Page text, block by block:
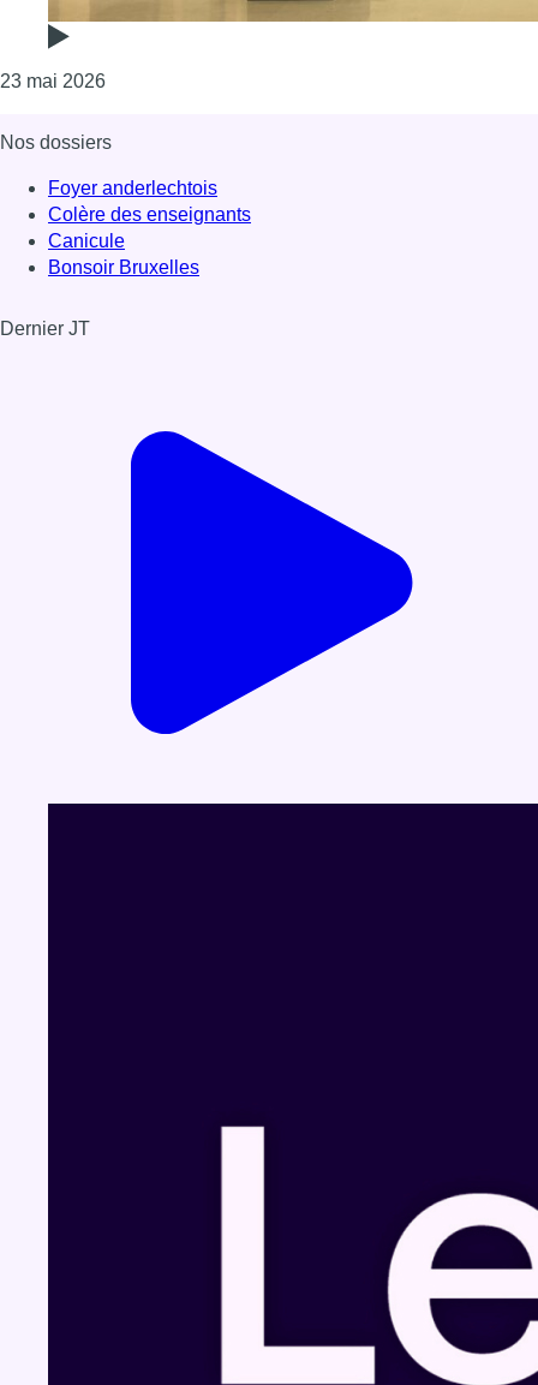
23 mai 2026Consulter l'article "Ixelles augmente les taxes
Nos dossiers
Foyer anderlechtois
Colère des enseignants
Canicule
Bonsoir Bruxelles
Dernier JT